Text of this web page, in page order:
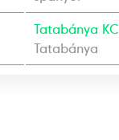
Tatabánya KC
Tatabánya